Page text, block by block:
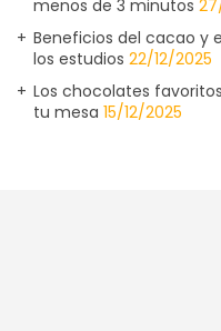
menos de 3 minutos
Beneficios del cacao y
los estudios 22/12/2025
Los chocolates
tu mesa 15/12/2025